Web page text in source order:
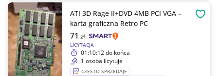
ATI 3D Rage II+DVD 4MB PCI VGA –
karta graficzna Retro PC
LICYTACJA
71 zł
01:10:12do końca
1 osoba licytuje
CZĘSTO SPRZEDAJE